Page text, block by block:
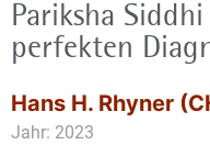
Pariksha
perfekten
Hans H. Rhyner
Jahr: 2023